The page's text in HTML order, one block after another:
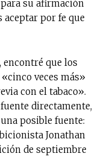
su afirmación
aceptar por fe que
encontré que los
veces más»
con el tabaco».
directamente,
posible fuente:
Jonathan
de septiembre